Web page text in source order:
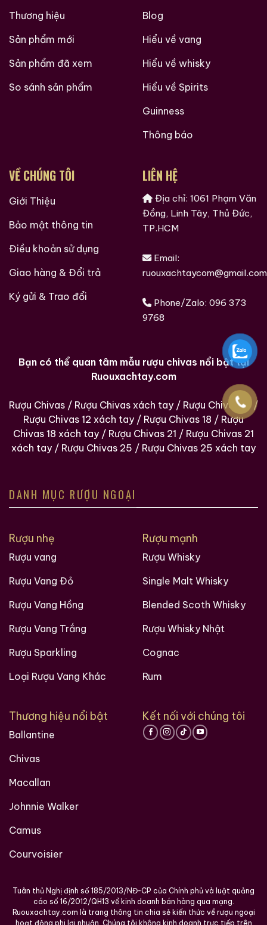
Thương hiệu
Sản phẩm mới
Sản phẩm đã xem
So sánh sản phẩm
Blog
Hiểu về vang
Hiểu về whisky
Hiểu về Spirits
Guinness
Thông báo
VỀ CHÚNG TÔI
Giới Thiệu
Bảo mật thông tin
Điều khoản sử dụng
Giao hàng & Đổi trả
Ký gửi & Trao đổi
LIÊN HỆ
Địa chỉ: 1061 Phạm Văn
Đồng, Linh Tây, Thủ Đức,
TP.HCM
Email:
ruouxachtaycom@gmail.com
Phone/Zalo: 096 373
9768
Bạn có thể quan tâm mẫu rượu chivas nổi bật tại
Ruouxachtay.com
Rượu Chivas / Rượu Chivas xách tay / Rượu Chivas 12 /
Rượu Chivas 12 xách tay / Rượu Chivas 18 / Rượu
Chivas 18 xách tay / Rượu Chivas 21 / Rượu Chivas 21
xách tay / Rượu Chivas 25 / Rượu Chivas 25 xách tay
DANH MỤC RƯỢU NGOẠI
Rượu nhẹ
Rượu vang
Rượu Vang Đỏ
Rượu Vang Hồng
Rượu Vang Trắng
Rượu Sparkling
Loại Rượu Vang Khác
Rượu mạnh
Rượu Whisky
Single Malt Whisky
Blended Scoth Whisky
Rượu Whisky Nhật
Cognac
Rum
Thương hiệu nổi bật
Ballantine
Chivas
Macallan
Johnnie Walker
Camus
Courvoisier
Kết nối với chúng tôi
Tuân thủ Nghị định số 185/2013/NĐ-CP của Chính phủ và luật quảng
cáo số 16/2012/QH13 về kinh doanh bán hàng qua mạng.
Ruouxachtay.com là trang thông tin chia sẻ kiến thức về rượu ngoại
hoạt động phi lơi nhuận. Chúng tôi không kinh doanh trực tiếp trên